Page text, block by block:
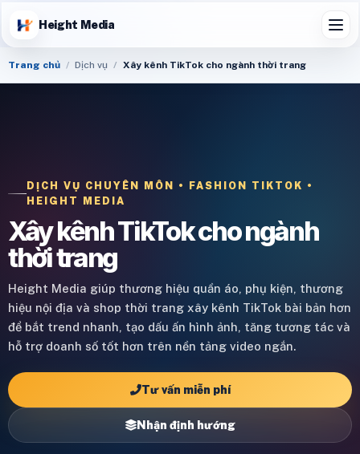
Height Media
Trang chủ Dịch vụ Xây kênh TikTok cho ngành thời trang
DỊCH VỤ CHUYÊN MÔN • FASHION TIKTOK •
HEIGHT MEDIA
Xây kênh TikTok cho ngành
thời trang
Height Media giúp thương hiệu quần áo, phụ kiện, thương
hiệu nội địa và shop thời trang xây kênh TikTok bài bản hơn
để bắt trend nhanh, tạo dấu ấn hình ảnh, tăng tương tác và
hỗ trợ doanh số tốt hơn trên nền tảng video ngắn.
Tư vấn miễn phí
Nhận định hướng